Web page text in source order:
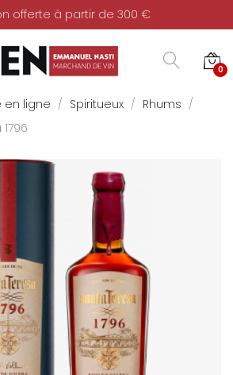
offerte à partir de 300 €
0
en ligne Spiritueux
Rhums